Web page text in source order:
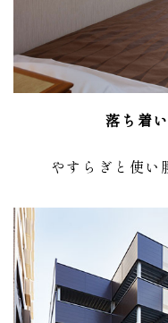
落ち着
やすらぎと使い